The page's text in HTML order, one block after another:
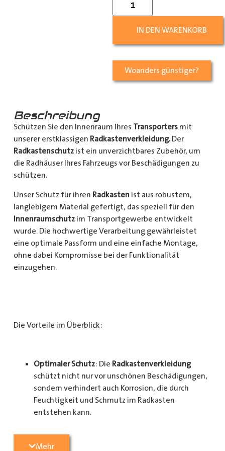
IN DEN WARENKORB
Woanders günstiger?
Beschreibung
Schützen Sie den Innenraum Ihres Transportersmit
unserer erstklassigen Radkastenverkleidung.Der
Radkastenschutzist ein unverzichtbares Zubehör, um
die Radhäuser Ihres Fahrzeugs vor Beschädigungen zu
schützen.
Unser Schutz für ihren Radkastenist aus robustem,
langlebigem Material gefertigt, das speziell für den
Innenraumschutzim Transportgewerbe entwickelt
wurde. Die hochwertige Verarbeitung gewährleistet
eine optimale Passform und eine einfache Montage,
ohne dabei Kompromisse bei der Funktionalität
einzugehen.
Die Vorteile im Überblick:
Optimaler Schutz: Die Radkastenverkleidung
schützt nicht nur vor unschönen Beschädigungen,
sondern verhindert auch Korrosion, die durch
Feuchtigkeit und Schmutz im Radkasten
entstehen kann.
Langlebigkeit
Mehr